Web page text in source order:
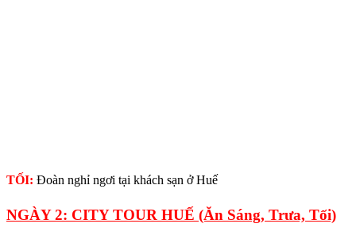
TỐI: Đoàn nghỉ ngơi tại khách sạn ở Huế
NGÀY 2: CITY TOUR HUẾ (Ăn Sáng, Trưa, Tối)